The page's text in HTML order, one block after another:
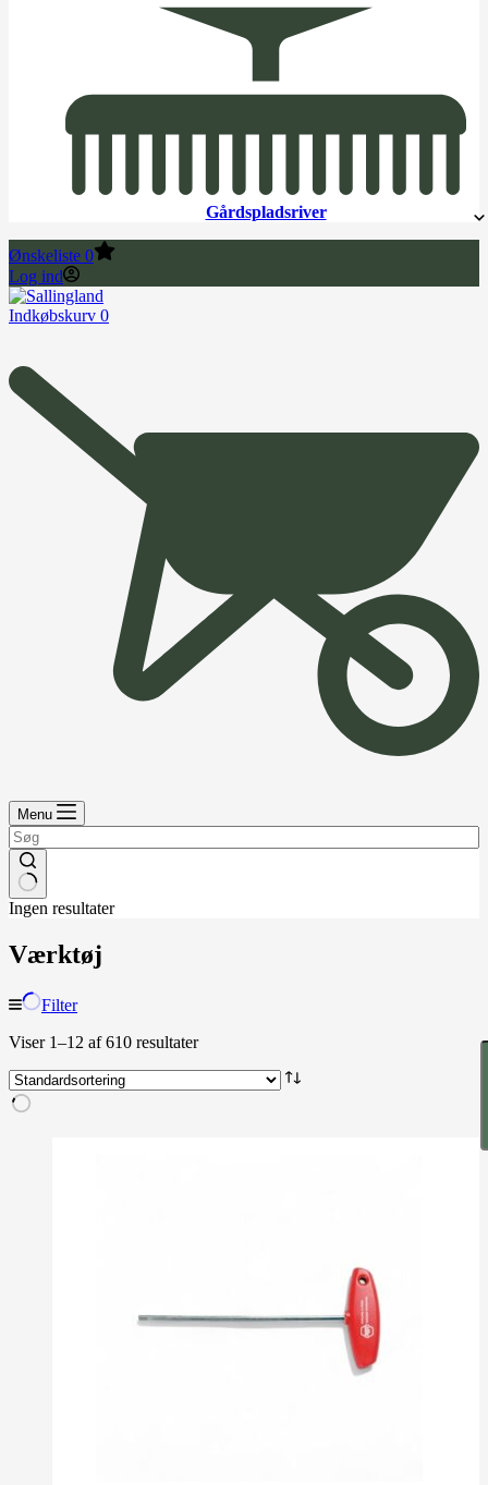
Gårdspladsriver
Ønskeliste 0
Log ind
Indkøbskurv 0
Menu
Ingen resultater
Værktøj
Filter
Viser 1–12 af 610 resultater